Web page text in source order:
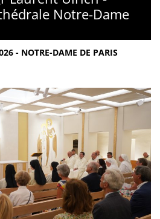
Notre-Dame
- NOTRE-DAME DE PARIS